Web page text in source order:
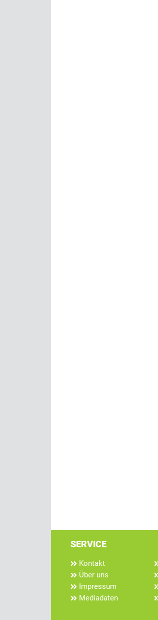
SERVICE
Kontakt
Über uns
Impressum
Mediadaten